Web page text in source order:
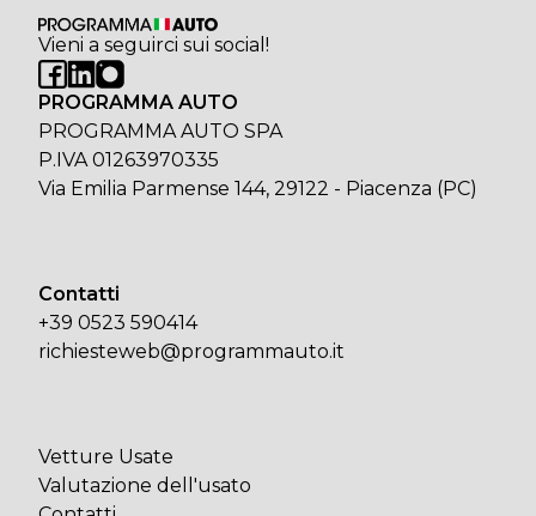
Vieni a seguirci sui social!
PROGRAMMA AUTO
PROGRAMMA AUTO SPA
P.IVA 01263970335
Via Emilia Parmense 144, 29122 - Piacenza (PC)
Contatti
+39 0523 590414
richiesteweb@programmauto.it
Vetture Usate
Valutazione dell'usato